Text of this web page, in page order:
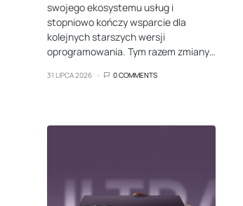
swojego ekosystemu usług i
stopniowo kończy wsparcie dla
kolejnych starszych wersji
oprogramowania. Tym razem zmiany…
31 LIPCA 2026 0 COMMENTS